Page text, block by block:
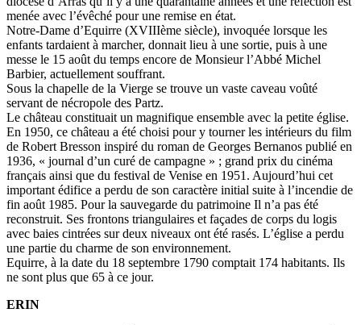
menée avec l’évêché pour une remise en état.
Notre-Dame d’Equirre (XVIIIème siècle), invoquée lorsque les
enfants tardaient à marcher, donnait lieu à une sortie, puis à une
messe le 15 août du temps encore de Monsieur l’Abbé Michel
Barbier, actuellement souffrant.
Sous la chapelle de la Vierge se trouve un vaste caveau voûté
servant de nécropole des Partz.
Le château constituait un magnifique ensemble avec la petite église.
En 1950, ce château a été choisi pour y tourner les intérieurs du film
de Robert Bresson inspiré du roman de Georges Bernanos publié en
1936, « journal d’un curé de campagne » ; grand prix du cinéma
français ainsi que du festival de Venise en 1951. Aujourd’hui cet
important édifice a perdu de son caractère initial suite à l’incendie de
fin août 1985. Pour la sauvegarde du patrimoine Il n’a pas été
reconstruit. Ses frontons triangulaires et façades de corps du logis
avec baies cintrées sur deux niveaux ont été rasés. L’église a perdu
une partie du charme de son environnement.
Equirre, à la date du 18 septembre 1790 comptait 174 habitants. Ils
ne sont plus que 65 à ce jour.
ERIN